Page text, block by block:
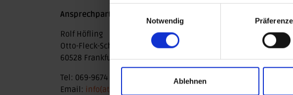
Notwendig
Ablehnen
Ansprechpartner des Vereins- und Verbandsservice:
Rolf Höfling
Otto-Fleck-Schneise 12
60528 Frankfurt
Tel: 069-9674 1375
Email: info(at)vvs-frankfurt.de